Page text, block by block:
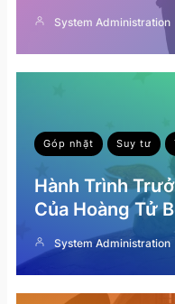
System Administration
Góp nhặt Suy tư
Hành Trình
Của Hoàng Tử
System Administration